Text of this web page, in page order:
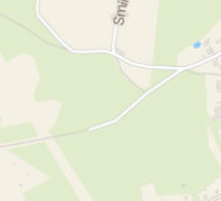
granulu katli
granulu kamīni
elektriskie apkures katli
ūdens skaitītāji
siltuma
kapara caurules
drenāžas caurules